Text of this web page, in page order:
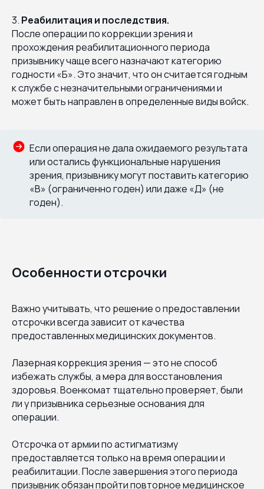
3. Реабилитация и последствия.
После операции по коррекции зрения и
прохождения реабилитационного периода
призывнику чаще всего назначают категорию
годности «Б». Это значит, что он считается годным
к службе с незначительными ограничениями и
может быть направлен в определенные виды войск.
Если операция не дала ожидаемого результата
или остались функциональные нарушения
зрения, призывнику могут поставить категорию
«В» (ограниченно годен) или даже «Д» (не
годен).
Особенности отсрочки
Важно учитывать, что решение о предоставлении
отсрочки всегда зависит от качества
предоставленных медицинских документов.
Лазерная коррекция зрения — это не способ
избежать службы, а мера для восстановления
здоровья. Военкомат тщательно проверяет, были
ли у призывника серьезные основания для
операции.
Отсрочка от армии по астигматизму
предоставляется только на время операции и
реабилитации. После завершения этого периода
призывник обязан пройти повторное медицинское